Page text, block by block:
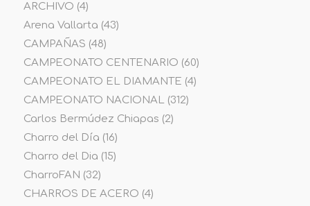
ARCHIVO (4)
Arena Vallarta (43)
CAMPAÑAS (48)
CAMPEONATO CENTENARIO (60)
CAMPEONATO EL DIAMANTE (4)
CAMPEONATO NACIONAL(312)
Carlos Bermúdez Chiapas (2)
Charro del Día (16)
Charro del Dia (15)
CharroFAN (32)
CHARROS DE ACERO (4)